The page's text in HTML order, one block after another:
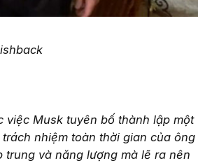
việc Musk tuyên bố thành lập một
nhiệm toàn thời gian của ông
trung và năng lượng mà lẽ ra nên